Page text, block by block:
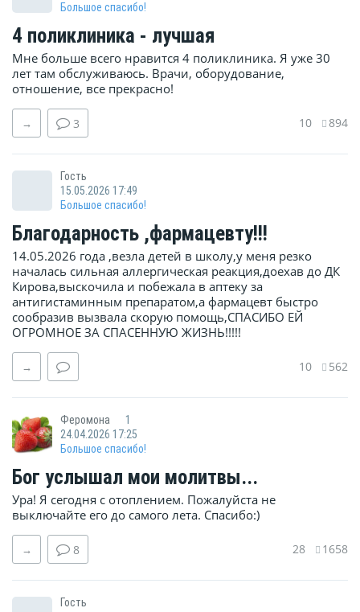
Большое спасибо!
4 поликлиника - лучшая
Мне больше всего нравится 4 поликлиника. Я уже 30
лет там обслуживаюсь. Врачи, оборудование,
отношение, все прекрасно!
→ 3 10 894
Гость
15.05.2026 17:49
Большое спасибо!
Благодарность ,фармацевту!!!
14.05.2026 года ,везла детей в школу,у меня резко
началась сильная аллергическая реакция,доехав до ДК
Кирова,выскочила и побежала в аптеку за
антигистаминным препаратом,а фармацевт быстро
сообразив вызвала скорую помощь,СПАСИБО ЕЙ
ОГРОМНОЕ ЗА СПАСЕННУЮ ЖИЗНЬ!!!!!
→ 10 562
Феромона
1
24.04.2026 17:25
Большое спасибо!
Бог услышал мои молитвы...
Ура! Я сегодня с отоплением. Пожалуйста не
выключайте его до самого лета. Спасибо:)
→ 8 28 1658
Гость